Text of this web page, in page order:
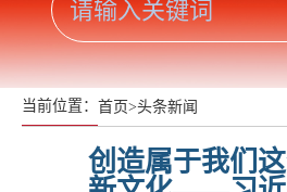
当前位置： 首页>头条新闻
创造属于我们